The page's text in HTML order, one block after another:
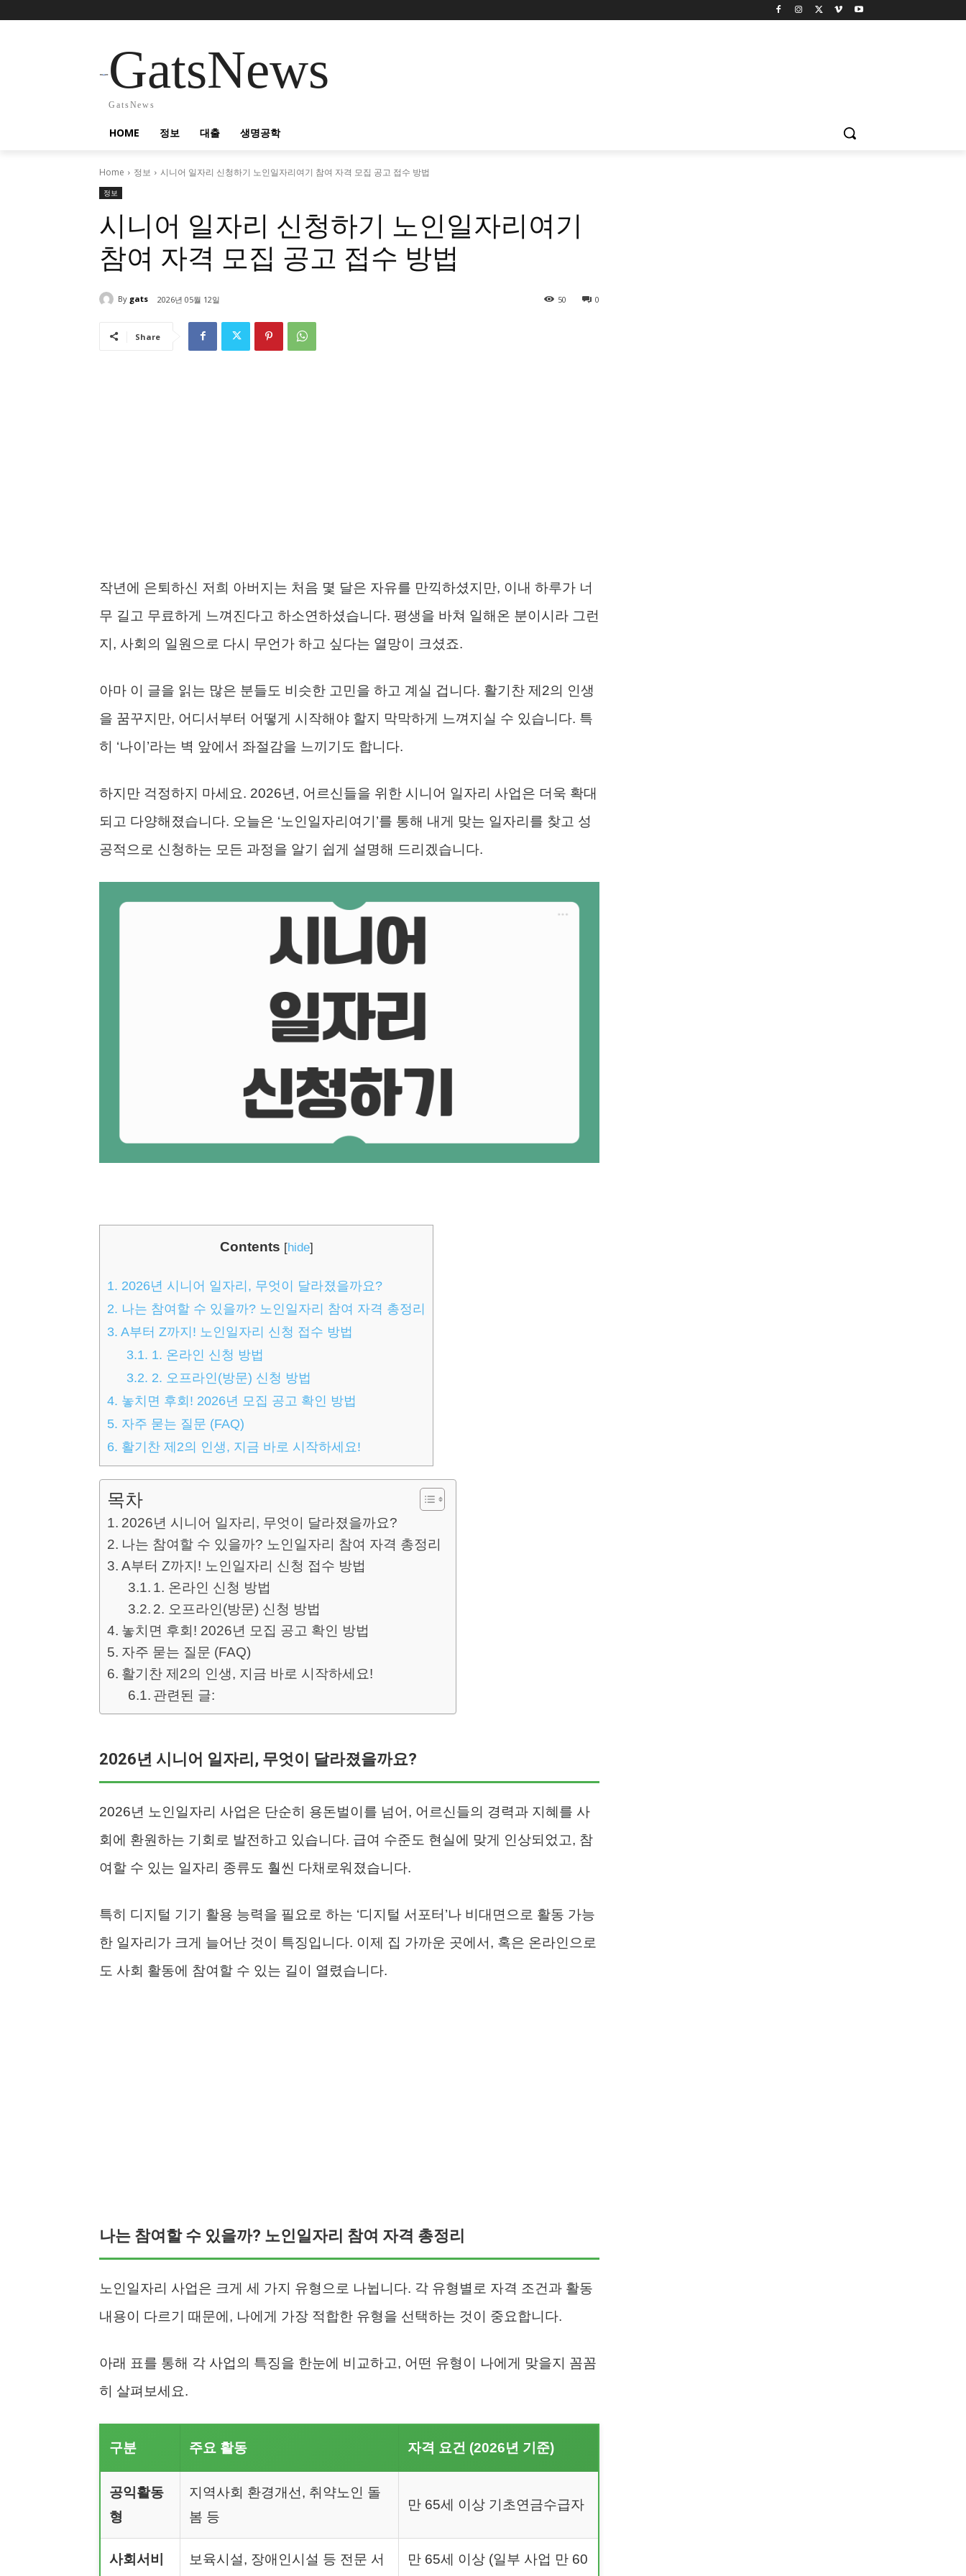
GatsNews
GatsNews
HOME 정보 대출 생명공학
Home 정보 시니어 일자리 신청하기 노인일자리여기 참여 자격 모집 공고 접수 방법
정보
시니어 일자리 신청하기 노인일자리여기
참여 자격 모집 공고 접수 방법
By gats 2026년 05월 12일 0
50
Share
작년에 은퇴하신 저희 아버지는 처음 몇 달은 자유를 만끽하셨지만, 이내 하루가 너
무 길고 무료하게 느껴진다고 하소연하셨습니다. 평생을 바쳐 일해온 분이시라 그런
지, 사회의 일원으로 다시 무언가 하고 싶다는 열망이 크셨죠.
아마 이 글을 읽는 많은 분들도 비슷한 고민을 하고 계실 겁니다. 활기찬 제2의 인생
을 꿈꾸지만, 어디서부터 어떻게 시작해야 할지 막막하게 느껴지실 수 있습니다. 특
히 ‘나이’라는 벽 앞에서 좌절감을 느끼기도 합니다.
하지만 걱정하지 마세요. 2026년, 어르신들을 위한 시니어 일자리 사업은 더욱 확대
되고 다양해졌습니다. 오늘은 ‘노인일자리여기’를 통해 내게 맞는 일자리를 찾고 성
공적으로 신청하는 모든 과정을 알기 쉽게 설명해 드리겠습니다.
Contents [hide]
1. 2026년 시니어 일자리, 무엇이 달라졌을까요?
2. 나는 참여할 수 있을까? 노인일자리 참여 자격 총정리
3. A부터 Z까지! 노인일자리 신청 접수 방법
3.1. 1. 온라인 신청 방법
3.2. 2. 오프라인(방문) 신청 방법
4. 놓치면 후회! 2026년 모집 공고 확인 방법
5. 자주 묻는 질문 (FAQ)
6. 활기찬 제2의 인생, 지금 바로 시작하세요!
목차
2026년 시니어 일자리, 무엇이 달라졌을까요?
나는 참여할 수 있을까? 노인일자리 참여 자격 총정리
A부터 Z까지! 노인일자리 신청 접수 방법
1. 온라인 신청 방법
2. 오프라인(방문) 신청 방법
놓치면 후회! 2026년 모집 공고 확인 방법
자주 묻는 질문 (FAQ)
활기찬 제2의 인생, 지금 바로 시작하세요!
관련된 글:
2026년 시니어 일자리, 무엇이 달라졌을까요?
2026년 노인일자리 사업은 단순히 용돈벌이를 넘어, 어르신들의 경력과 지혜를 사
회에 환원하는 기회로 발전하고 있습니다. 급여 수준도 현실에 맞게 인상되었고, 참
여할 수 있는 일자리 종류도 훨씬 다채로워졌습니다.
특히 디지털 기기 활용 능력을 필요로 하는 ‘디지털 서포터’나 비대면으로 활동 가능
한 일자리가 크게 늘어난 것이 특징입니다. 이제 집 가까운 곳에서, 혹은 온라인으로
도 사회 활동에 참여할 수 있는 길이 열렸습니다.
나는 참여할 수 있을까? 노인일자리 참여 자격 총정리
노인일자리 사업은 크게 세 가지 유형으로 나뉩니다. 각 유형별로 자격 조건과 활동
내용이 다르기 때문에, 나에게 가장 적합한 유형을 선택하는 것이 중요합니다.
아래 표를 통해 각 사업의 특징을 한눈에 비교하고, 어떤 유형이 나에게 맞을지 꼼꼼
히 살펴보세요.
구분 주요 활동 자격 요건 (2026년 기준)
공익활동
형
지역사회 환경개선, 취약노인 돌
봄 등
만 65세 이상 기초연금수급자
사회서비 보육시설, 장애인시설 등 전문 서 만 65세 이상 (일부 사업 만 60